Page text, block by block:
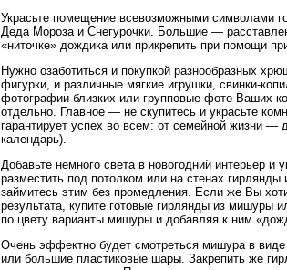
Украсьте помещение всевозможными символами
Деда Мороза и Снегурочки. Большие —
«ниточке» дождика или прикрепить при помощи
Нужно озаботиться и покупкой разнообразных
фигурки, и различные мягкие игрушки, свинки-
фотографии близких или групповые фото Ваших
отдельно. Главное — не скупитесь и украсьте
гарантирует успех во всем: от семейной жизни —
календарь).
Добавьте немного света в новогодний интерьер
разместить под потолком или на стенах
займитесь этим без промедления. Если же Вы
результата, купите готовые гирлянды из мишуры
по цвету варианты мишуры и добавляя к ним
Очень эффектно будет смотреться мишура в
или большие пластиковые шары. Закрепить же